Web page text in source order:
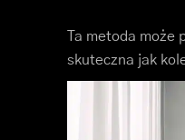
Ta metoda
skuteczna jak